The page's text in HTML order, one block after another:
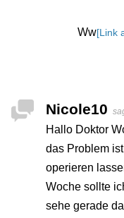
Ww[Link
Nicole10
Hallo Doktor
das Problem
operieren
Woche sollte
sehe gerade